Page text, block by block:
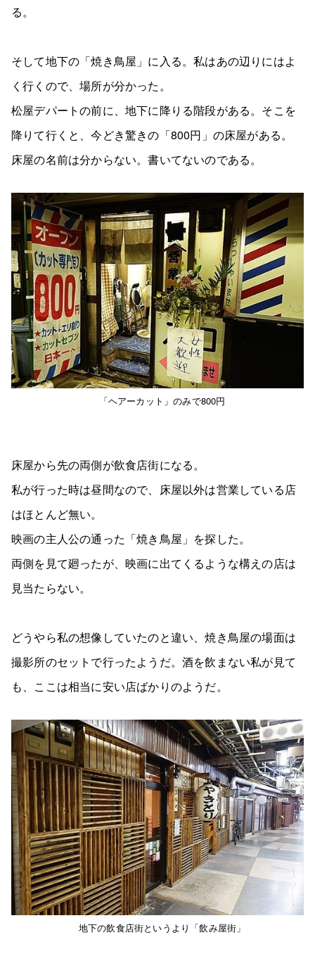
る。
そして地下の「焼き鳥屋」に入る。私はあの辺りにはよ
く行くので、場所が分かった。
松屋デパートの前に、地下に降りる階段がある。そこを
降りて行くと、今どき驚きの「800円」の床屋がある。
床屋の名前は分からない。書いてないのである。
「ヘアーカット」のみで800円
床屋から先の両側が飲食店街になる。
私が行った時は昼間なので、床屋以外は営業している店
はほとんど無い。
映画の主人公の通った「焼き鳥屋」を探した。
両側を見て廻ったが、映画に出てくるような構えの店は
見当たらない。
どうやら私の想像していたのと違い、焼き鳥屋の場面は
撮影所のセットで行ったようだ。酒を飲まない私が見て
も、ここは相当に安い店ばかりのようだ。
地下の飲食店街というより「飲み屋街」